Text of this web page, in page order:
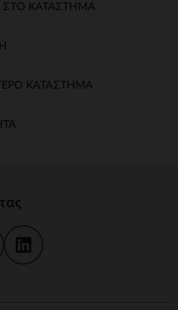
ΚΑΤΆΣΤΗΜΑ
ΚΑΤΆΣΤΗΜΑ